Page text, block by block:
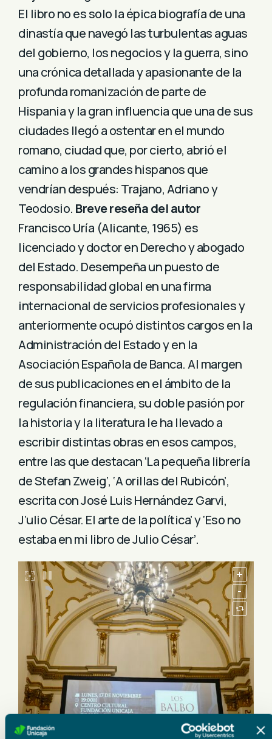
El libro no es solo la épica biografía de una
dinastía que navegó las turbulentas aguas
del gobierno, los negocios y la guerra, sino
una crónica detallada y apasionante de la
profunda romanización de parte de
Hispania y la gran influencia que una de sus
ciudades llegó a ostentar en el mundo
romano, ciudad que, por cierto, abrió el
camino a los grandes hispanos que
vendrían después: Trajano, Adriano y
Teodosio. Breve reseña del autor
Francisco Uría (Alicante, 1965) es
licenciado y doctor en Derecho y abogado
del Estado. Desempeña un puesto de
responsabilidad global en una firma
internacional de servicios profesionales y
anteriormente ocupó distintos cargos en la
Administración del Estado y en la
Asociación Española de Banca. Al margen
de sus publicaciones en el ámbito de la
regulación financiera, su doble pasión por
la historia y la literatura le ha llevado a
escribir distintas obras en esos campos,
entre las que destacan ‘La pequeña librería
de Stefan Zweig’, ‘A orillas del Rubicón’,
escrita con José Luis Hernández Garvi,
J’ulio César. El arte de la política’ y ‘Eso no
estaba en mi libro de Julio César’.